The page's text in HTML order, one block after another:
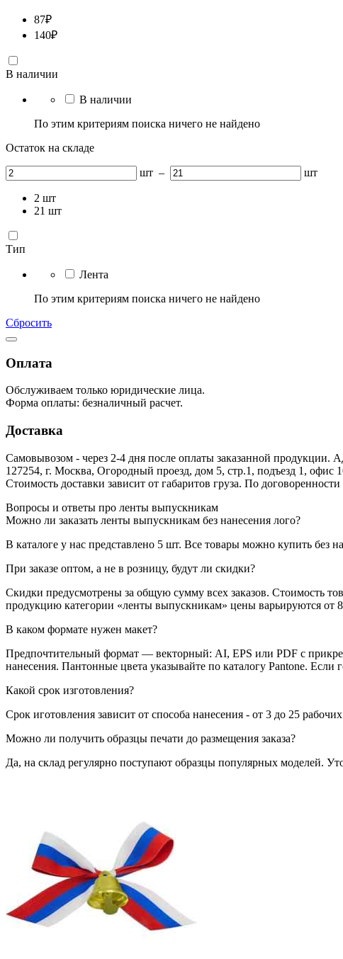
87₽
140₽
В наличии
В наличии
По этим критериям поиска ничего не найдено
Остаток на складе
шт – шт
2 шт
21 шт
Тип
Лента
По этим критериям поиска ничего не найдено
Сбросить
Оплата
Обслуживаем только юридические лица.
Форма оплаты: безналичный расчет.
Доставка
Самовывозом - через 2-4 дня после оплаты заказанной продукции.
127254, г. Москва, Огородный проезд, дом 5, стр.1, подъезд 1, офис
Стоимость доставки зависит от габаритов груза. По
Вопросы и ответы про ленты выпускникам
Можно ли заказать ленты выпускникам без нанесения лого?
В каталоге у нас представлено 5 шт. Все товары можно купить без
При заказе оптом, а не в розницу, будут ли скидки?
Скидки предусмотрены за общую сумму всех заказов. Стоимость
продукцию категории «ленты выпускникам» цены варьируются от
В каком формате нужен макет?
Предпочтительный формат — векторный: AI, EPS или PDF с
нанесения. Пантонные цвета указывайте по каталогу Pantone.
Какой срок изготовления?
Срок иготовления зависит от способа нанесения - от 3 до 25
Можно ли получить образцы печати до размещения заказа?
Да, на склад регулярно поступают образцы популярных моделей.